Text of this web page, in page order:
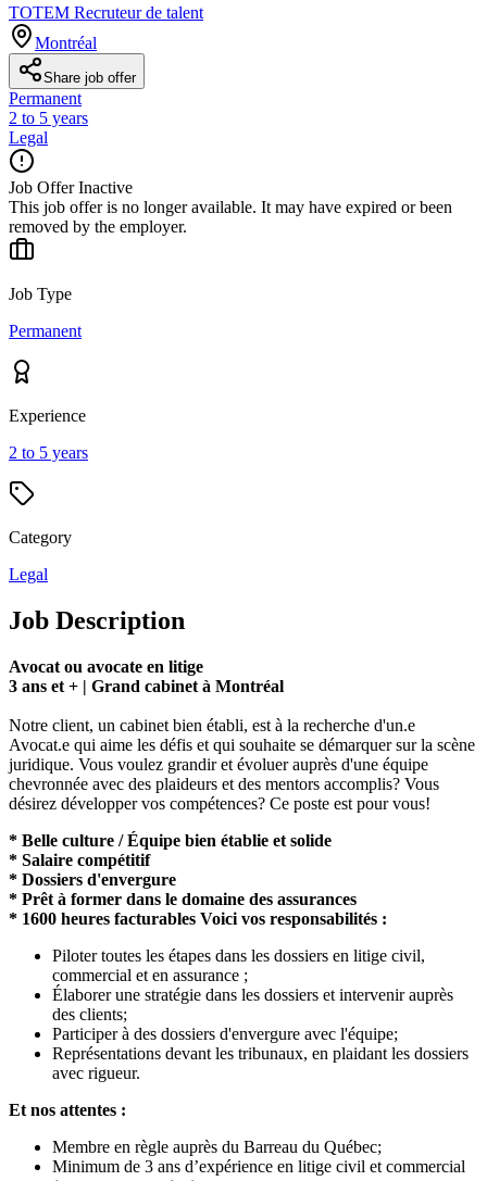
TOTEM Recruteur de talent
Montréal
Share job offer
Permanent
2 to 5 years
Legal
Job Offer Inactive
This job offer is no longer available. It may have expired or been
removed by the employer.
Job Type
Permanent
Experience
2 to 5 years
Category
Legal
Job Description
Avocat ou avocate en litige
3 ans et + | Grand cabinet à Montréal
Notre client, un cabinet bien établi, est à la recherche d'un.e
Avocat.e qui aime les défis et qui souhaite se démarquer sur la scène
juridique. Vous voulez grandir et évoluer auprès d'une équipe
chevronnée avec des plaideurs et des mentors accomplis? Vous
désirez développer vos compétences? Ce poste est pour vous!
* Belle culture / Équipe bien établie et solide
* Salaire compétitif
* Dossiers d'envergure
* Prêt à former dans le domaine des assurances
* 1600 heures facturables Voici vos responsabilités :
Piloter toutes les étapes dans les dossiers en litige civil,
commercial et en assurance ;
Élaborer une stratégie dans les dossiers et intervenir auprès
des clients;
Participer à des dossiers d'envergure avec l'équipe;
Représentations devant les tribunaux, en plaidant les dossiers
avec rigueur.
Et nos attentes :
Membre en règle auprès du Barreau du Québec;
Minimum de 3 ans d’expérience en litige civil et commercial